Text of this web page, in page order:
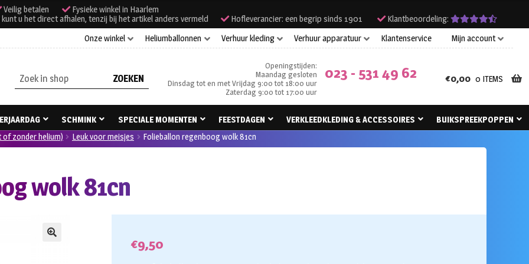
Veilig betalen
Fysieke winkel in Haarlem
u het direct afhalen, tenzij bij het artikel anders vermeld
Hofleverancier: een begrip sinds 1901
Klantbeoordeling:
Onze winkel
Heliumballonnen Verhuur kleding Verhuur apparatuur Klantenservice Mijn account
Zoeken
naar:
Openingstijden:
Maandag gesloten
Dinsdag tot en met Vrijdag 9:00 tot 18:00 uur
Zaterdag 9:00 tot 17:00 uur
023 - 531 49 62 €0,00 0 ITEMS
SCHMINK SPECIALE MOMENTEN FEESTDAGEN VERKLEEDKLEDING & ACCESSOIRES
BUIKSPREEKPOPPEN
of zonder helium) Leuk voor meisjes Folieballon regenboog wolk 81cn
wolk 81cn
€9,50